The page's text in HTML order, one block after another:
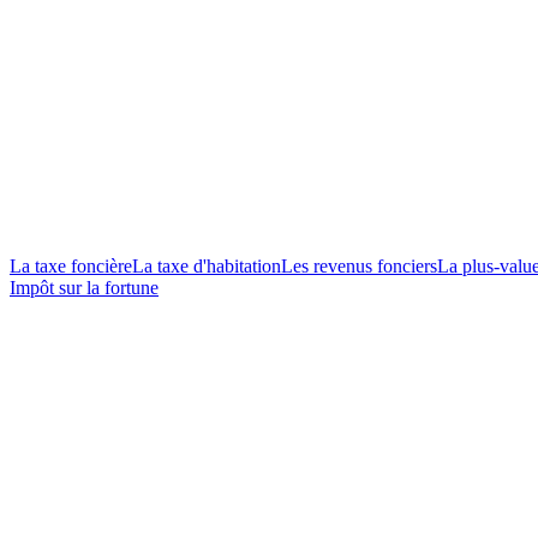
La taxe foncièreLa taxe d'habitationLes revenus fonciersLa plus-
Impôt sur la fortune